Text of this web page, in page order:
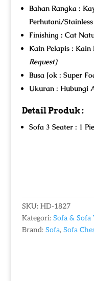
Bahan Rangka :
Perhutani/Stainless
Finishing : Cat
Kain Pelapis :
Request)
Busa Jok : Super
Ukuran : Hubungi
Detail Produk :
Sofa 3 Seater : 1
SKU: HD-1827
Kategori: Sofa & Sofa
Brand: Sofa, Sofa